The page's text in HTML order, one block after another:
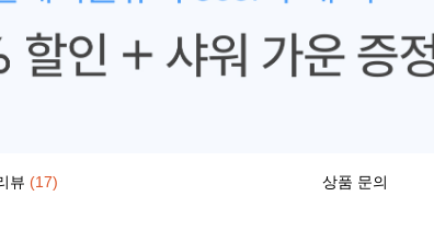
뷰 (17) 상품 문의